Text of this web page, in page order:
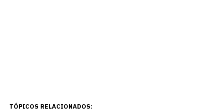
TÓPICOS RELACIONADOS: